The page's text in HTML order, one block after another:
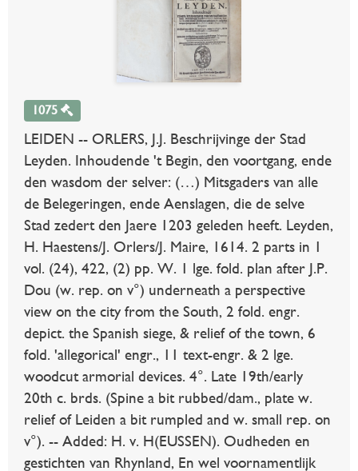
1075
LEIDEN -- ORLERS, J.J. Beschrijvinge der Stad
Leyden. Inhoudende 't Begin, den voortgang, ende
den wasdom der selver: (…) Mitsgaders van alle
de Belegeringen, ende Aenslagen, die de selve
Stad zedert den Jaere 1203 geleden heeft. Leyden,
H. Haestens/J. Orlers/J. Maire, 1614. 2 parts in 1
vol. (24), 422, (2) pp. W. 1 lge. fold. plan after J.P.
Dou (w. rep. on v°) underneath a perspective
view on the city from the South, 2 fold. engr.
depict. the Spanish siege, & relief of the town, 6
fold. 'allegorical' engr., 11 text-engr. & 2 lge.
woodcut armorial devices. 4°. Late 19th/early
20th c. brds. (Spine a bit rubbed/dam., plate w.
relief of Leiden a bit rumpled and w. small rep. on
v°). -- Added: H. v. H(EUSSEN). Oudheden en
gestichten van Rhynland, En wel voornamentlijk